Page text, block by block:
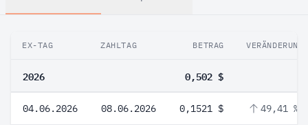
EX-TAG ZAHLTAG BETRAG VERÄNDERUNG
2026 0,502 $
04.06.2026 08.06.2026 0,1521 $ 49,41 %